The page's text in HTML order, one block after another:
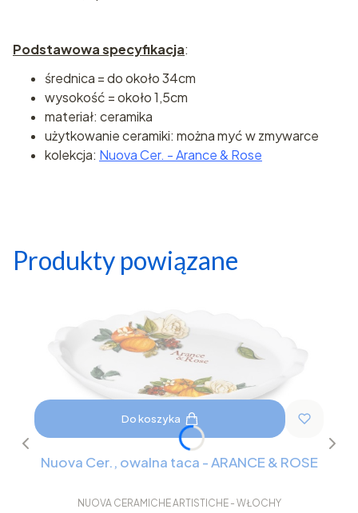
Podstawowa specyfikacja:
średnica = do około 34cm
wysokość = około 1,5cm
materiał: ceramika
użytkowanie ceramiki: można myć w zmywarce
kolekcja: Nuova Cer. - Arance & Rose
Produkty powiązane
Do koszyka
Nuova Cer., owalna taca - ARANCE & ROSE
NUOVA CERAMICHE ARTISTICHE - WŁOCHY